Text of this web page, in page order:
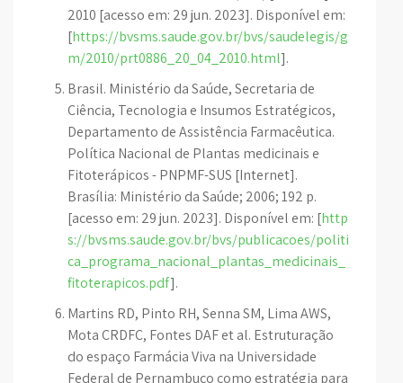
2010 [acesso em: 29 jun. 2023]. Disponível em:
[https://bvsms.saude.gov.br/bvs/saudelegis/g
m/2010/prt0886_20_04_2010.html].
Brasil. Ministério da Saúde, Secretaria de
Ciência, Tecnologia e Insumos Estratégicos,
Departamento de Assistência Farmacêutica.
Política Nacional de Plantas medicinais e
Fitoterápicos - PNPMF-SUS [Internet].
Brasília: Ministério da Saúde; 2006; 192 p.
[acesso em: 29 jun. 2023]. Disponível em: [http
s://bvsms.saude.gov.br/bvs/publicacoes/politi
ca_programa_nacional_plantas_medicinais_
fitoterapicos.pdf].
Martins RD, Pinto RH, Senna SM, Lima AWS,
Mota CRDFC, Fontes DAF et al. Estruturação
do espaço Farmácia Viva na Universidade
Federal de Pernambuco como estratégia para